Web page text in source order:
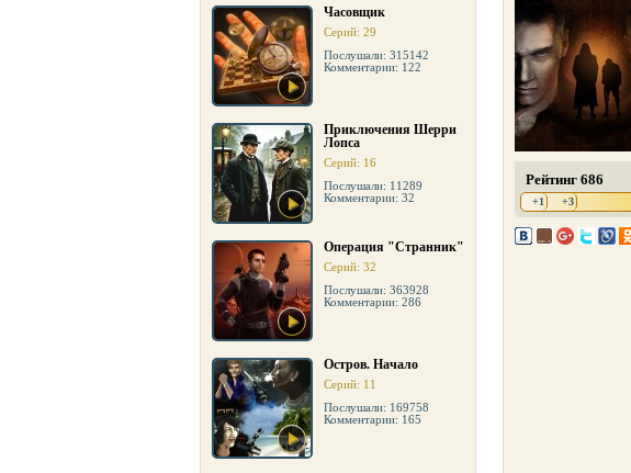
Часовщик
Серий: 29
Послушали: 315142
Комментарии: 122
Приключения Шерри
Лопса
Серий: 16
Послушали: 11289
Комментарии: 32
Операция "Странник"
Серий: 32
Послушали: 363928
Комментарии: 286
Остров. Начало
Серий: 11
Послушали: 169758
Комментарии: 165
Рейтинг 686
+1 +3